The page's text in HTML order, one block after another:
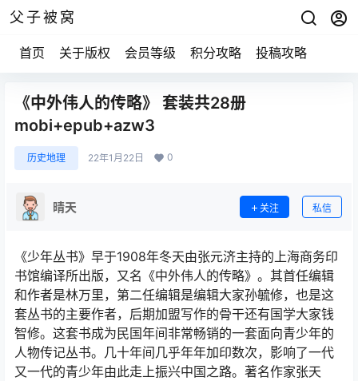
父子被窝
首页 关于版权 会员等级 积分攻略 投稿攻略
《中外伟人的传略》 套装共28册
mobi+epub+azw3
历史地理 22年1月22日 0
晴天 关注 私信
《少年丛书》早于1908年冬天由张元济主持的上海商务印
书馆编译所出版，又名《中外伟人的传略》。其首任编辑
和作者是林万里，第二任编辑是编辑大家孙毓修，也是这
套丛书的主要作者，后期加盟写作的骨干还有国学大家钱
智修。这套书成为民国年间非常畅销的一套面向青少年的
人物传记丛书。几十年间几乎年年加印数次，影响了一代
又一代的青少年由此走上振兴中国之路。著名作家张天